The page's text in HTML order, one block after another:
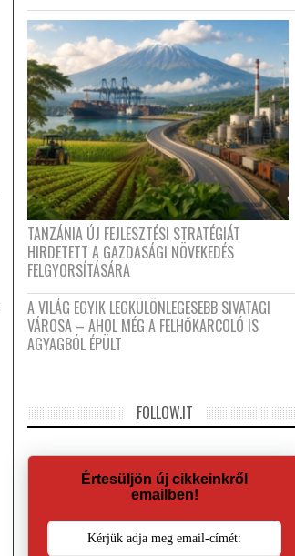
TANZÁNIA ÚJ FEJLESZTÉSI STRATÉGIÁT
HIRDETETT A GAZDASÁGI NÖVEKEDÉS
FELGYORSÍTÁSÁRA
A VILÁG EGYIK LEGKÜLÖNLEGESEBB SIVATAGI
VÁROSA – AHOL MÉG A FELHŐKARCOLÓ IS
AGYAGBÓL ÉPÜLT
FOLLOW.IT
Értesüljön új cikkeinkről
emailben!